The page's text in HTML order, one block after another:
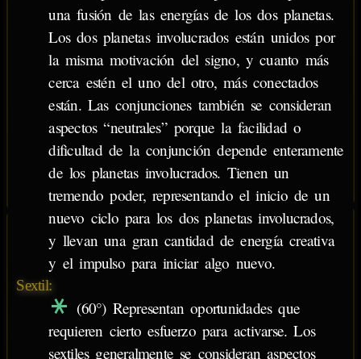
una fusión de las energías de los dos planetas.
Los dos planetas involucrados están unidos por
la misma motivación del signo, y cuanto más
cerca estén el uno del otro, más conectados
están. Las conjunciones también se consideran
aspectos “neutrales” porque la facilidad o
dificultad de la conjunción depende enteramente
de los planetas involucrados. Tienen un
tremendo poder, representando el inicio de un
nuevo ciclo para los dos planetas involucrados,
y llevan una gran cantidad de energía creativa
y el impulso para iniciar algo nuevo.
Sextil:
(60°) Representan oportunidades que
requieren cierto esfuerzo para activarse. Los
sextiles generalmente se consideran aspectos